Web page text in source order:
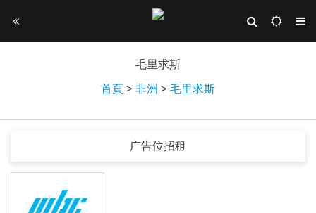
毛里求斯
首頁>非洲 >毛里求斯
广告位招租